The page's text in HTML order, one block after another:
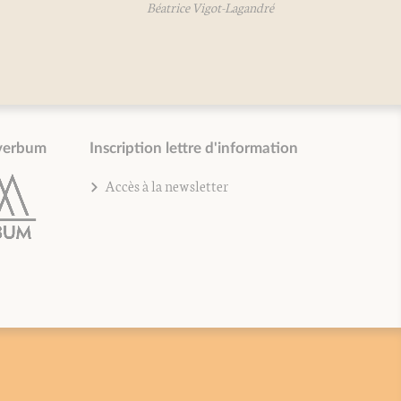
Béatrice Vigot-Lagandré
Inscription lettre d'information
Accès à la newsletter